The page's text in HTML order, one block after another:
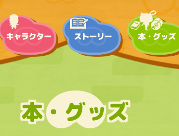
本・グッズ